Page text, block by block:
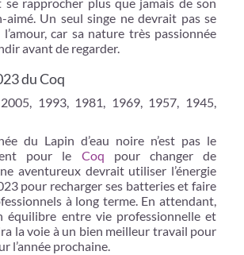
aimé. Un seul singe ne devrait pas se
car sa nature très passionnée
avant de regarder.
du Coq
1993, 1981, 1969, 1957, 1945,
du Lapin d’eau noire n’est pas le
pour le Coq pour changer de
aventureux devrait utiliser l’énergie
pour recharger ses batteries et faire
à long terme. En attendant,
équilibre entre vie professionnelle et
la voie à un bien meilleur travail pour
l’année prochaine.